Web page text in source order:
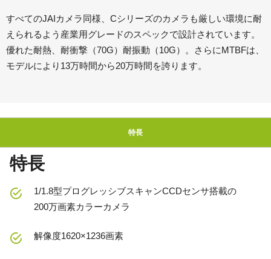
すべてのJAIカメラ同様、Cシリーズのカメラも厳しい環境に耐
えられるよう産業用グレードのスペックで設計されています。
優れた耐熱、耐衝撃（70G）耐振動（10G）。さらにMTBFは、
モデルにより13万時間から20万時間を誇ります。
特長
特長
1/1.8型プログレッシブスキャンCCDセンサ搭載の
200万画素カラーカメラ
解像度1620×1236画素